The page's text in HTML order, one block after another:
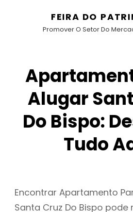
FEIRA DO
Promover O Setor Do
Alugar
Do Bispo:
Tudo
Encontrar Apartamento
Santa Cruz Do Bispo